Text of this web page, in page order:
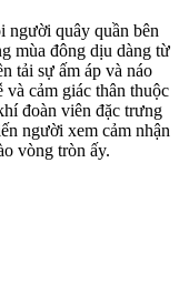
người quây quần bên
mùa đông dịu dàng từ
tải sự ấm áp và náo
và cảm giác thân thuộc
đoàn viên đặc trưng
người xem cảm nhận
vòng tròn ấy.